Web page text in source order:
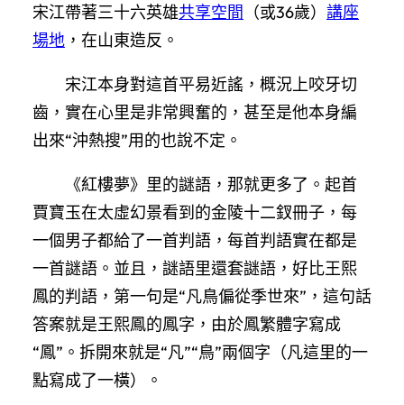
宋江帶著三十六英雄共享空間 （或36歲） 講座
場地 ，在山東造反。
宋江本身對這首平易近謠，概況上咬牙切
齒，實在心里是非常興奮的，甚至是他本身編
出來“沖熱搜”用的也說不定。
《紅樓夢》里的謎語，那就更多了。起首
賈寶玉在太虛幻景看到的金陵十二釵冊子，每
一個男子都給了一首判語，每首判語實在都是
一首謎語。並且，謎語里還套謎語，好比王熙
鳳的判語，第一句是“凡鳥偏從季世來”，這句話
答案就是王熙鳳的鳳字，由於鳳繁體字寫成
“鳳”。拆開來就是“凡”“鳥”兩個字（凡這里的一
點寫成了一橫）。